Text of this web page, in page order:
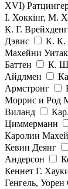
ХVI)
І. Хоккінг, М.
К. Г.
Дэвис
К. К.
Махейни
Баттен
К.
Айдлмен
Армстронг
Моррис и Род
Виланд
Циммерманн
Каролин
Кевин Деянг
Андерсон
Кеннет Г.
Генгель,